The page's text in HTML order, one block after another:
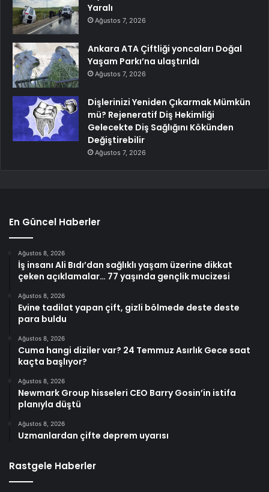
Yaralı
Ağustos 7, 2026
Ankara ATA Çiftliği yoncaları Doğal
Yaşam Parkı’na ulaştırıldı
Ağustos 7, 2026
Dişlerinizi Yeniden Çıkarmak Mümkün
mü? Rejeneratif Diş Hekimliği
Gelecekte Diş Sağlığını Kökünden
Değiştirebilir
Ağustos 7, 2026
En Güncel Haberler
Ağustos 8, 2026
İş insanı Ali Bıdı’dan sağlıklı yaşam üzerine dikkat
çeken açıklamalar… 77 yaşında gençlik mucizesi
Ağustos 8, 2026
Evine tadilat yapan çift, gizli bölmede deste deste
para buldu
Ağustos 8, 2026
Cuma hangi diziler var? 24 Temmuz Asırlık Gece saat
kaçta başlıyor?
Ağustos 8, 2026
Newmark Group hisseleri CEO Barry Gosin’in istifa
planıyla düştü
Ağustos 8, 2026
Uzmanlardan çifte deprem uyarısı
Rastgele Haberler